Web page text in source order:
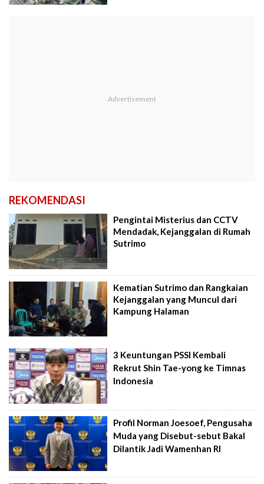
REKOMENDASI
Pengintai Misterius dan CCTV
Mendadak, Kejanggalan di Rumah
Sutrimo
Kematian Sutrimo dan Rangkaian
Kejanggalan yang Muncul dari
Kampung Halaman
3 Keuntungan PSSI Kembali
Rekrut Shin Tae-yong ke Timnas
Indonesia
Profil Norman Joesoef, Pengusaha
Muda yang Disebut-sebut Bakal
Dilantik Jadi Wamenhan RI